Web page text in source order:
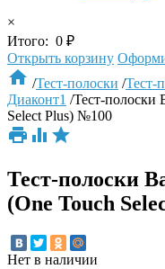
×
Итого: 0 ₽
Открыть корзину
 /Тест-полоски /Тест-
Диаконт1 /Тест-полоски
Select Plus) №100
  
Тест-полоски
(One Touch
Нет в наличии